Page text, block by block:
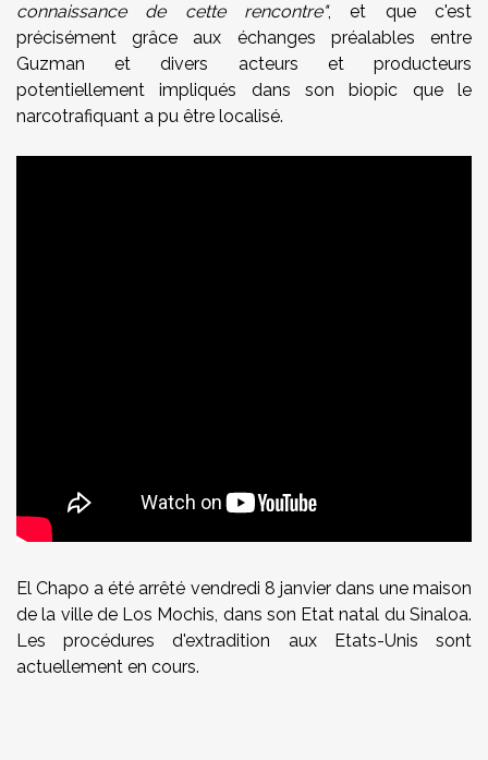
connaissance de cette rencontre", et que c'est
précisément grâce aux échanges préalables entre
Guzman et divers acteurs et producteurs
potentiellement impliqués dans son biopic que le
narcotrafiquant a pu être localisé.
El Chapo a été arrêté vendredi 8 janvier dans une maison
de la ville de Los Mochis, dans son Etat natal du Sinaloa.
Les procédures d'extradition aux Etats-Unis sont
actuellement en cours.